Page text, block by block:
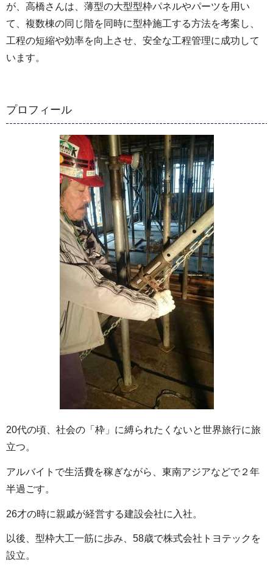
が、高橋さんは、薄型の大型型枠パネルやパーツを用い
て、複数棟の同じ階を同時に型枠施工する方法を考案し、
工程の短縮や効率を向上させ、安全な工程管理に成功して
います。
プロフィール
20代の頃、社会の「枠」に縛られたくないと世界旅行に旅
立つ。
アルバイトで生活費を稼ぎながら、東南アジアなどで２年
半過ごす。
26才の時に親戚が経営する建設会社に入社。
以後、型枠大工一筋に歩み、58歳で株式会社トヨテックを
設立。